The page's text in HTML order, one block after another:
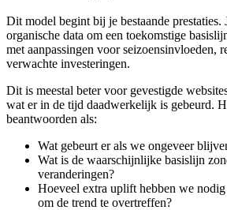
Dit model begint bij je bestaande prestaties.
organische data om een toekomstige
met aanpassingen voor seizoensinvloeden,
verwachte investeringen.
Dit is meestal beter voor gevestigde
wat er in de tijd daadwerkelijk is gebeurd.
beantwoorden als:
Wat gebeurt er als we ongeveer
Wat is de waarschijnlijke basislijn
veranderingen?
Hoeveel extra uplift hebben we
om de trend te overtreffen?